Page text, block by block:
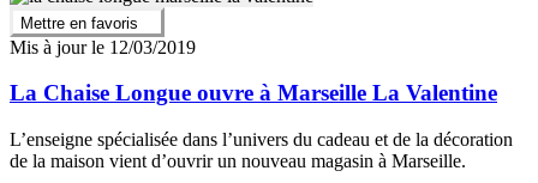
Mettre en favoris
Mis à jour le 12/03/2019
La Chaise Longue ouvre à Marseille La Valentine
L’enseigne spécialisée dans l’univers du cadeau et de la décoration
de la maison vient d’ouvrir un nouveau magasin à Marseille.